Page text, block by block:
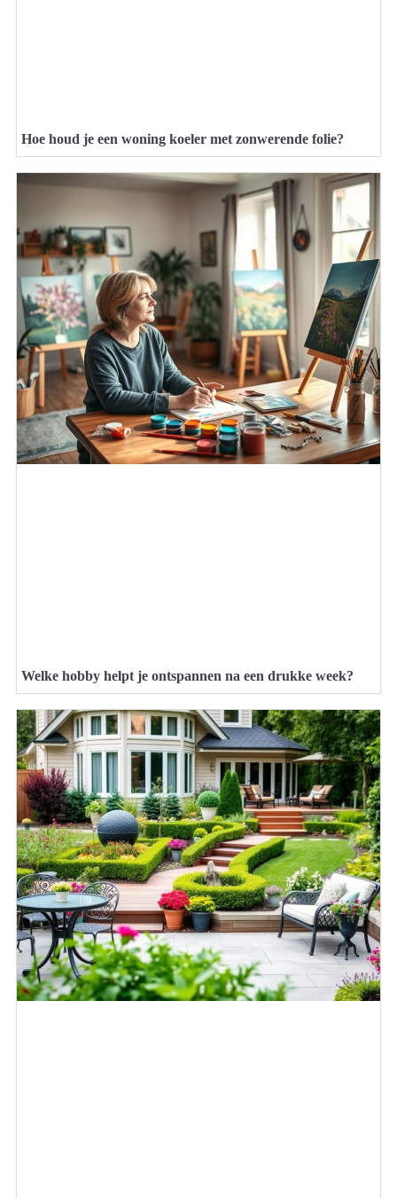
Hoe houd je een woning koeler met zonwerende folie?
Welke hobby helpt je ontspannen na een drukke week?